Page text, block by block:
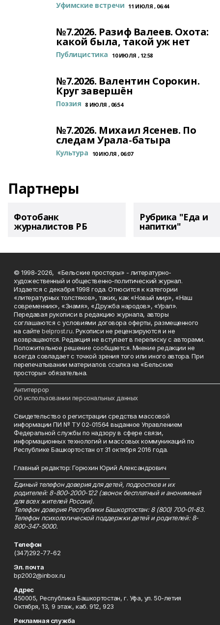
Уфимские встречи 11 ИЮЛЯ , 06:44
№7.2026. Разиф Валеев. Охота:
какой была, такой уж нет
Публицистика 10 ИЮЛЯ , 12:58
№7.2026. Валентин Сорокин.
Круг завершён
Поэзия 8 ИЮЛЯ , 06:54
№7.2026. Михаил Ясенев. По
следам Урала-батыра
Культура 10 ИЮЛЯ , 06:07
Партнеры
Фотобанк
журналистов РБ
Рубрика "Еда и
напитки"
© 1998-2026, «Бельские просторы» - литературно-
художественный и общественно-политический журнал.
Издается с декабря 1998 года. Относится к категории
«литературных толстяков», таких, как «Новый мир», «Наш
современник», «Знамя», «Дружба народов», «Урал».
Передавая рукописи в редакцию журнала, авторы
соглашаются с условиями договора оферты, размещенного
на сайтеbelprost.ru. Рукописи не рецензируются и не
возвращаются. Редакция не вступает в переписку с авторами.
Положительное решение сообщается. Мнение редакции не
всегда совпадает с точкой зрения того или иного автора. При
перепечатывании материалов ссылка на «Бельские
просторы» обязательна.
Антитеррор
Об использовании персональных данных
Свидетельство о регистрации средства массовой
информации ПИ № ТУ 02-01564 выданное Управлением
Федеральной службы по надзору в сфере связи,
информационных технологий и массовых коммуникаций по
Республике Башкортостан от 31 октября 2016 года.
Главный редактор: Горюхин Юрий Александрович
Единый телефон доверия для детей, подростков и их
родителей: 8-800-2000-122 (звонок бесплатный и анонимный
для всех жителей России).
Телефон доверия Республики Башкортостан: 8 (800) 700-01-83.
Телефон психологической поддержки детей и родителей: 8-
800-347-5000.
Телефон
(347)292-77-62
Эл. почта
bp2002@inbox.ru
Адрес
450005, Республика Башкортостан, г. Уфа, ул. 50-летия
Октября, 13, 9 этаж, каб. 912, 923
Рекламная служба